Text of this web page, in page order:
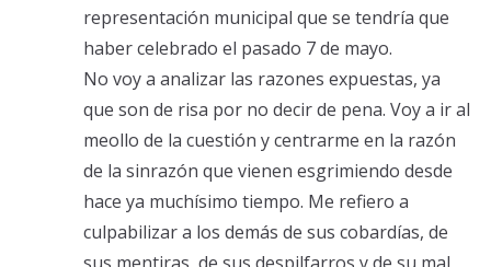
representación municipal que se tendría que
haber celebrado el pasado 7 de mayo.
No voy a analizar las razones expuestas, ya
que son de risa por no decir de pena. Voy a ir al
meollo de la cuestión y centrarme en la razón
de la sinrazón que vienen esgrimiendo desde
hace ya muchísimo tiempo. Me refiero a
culpabilizar a los demás de sus cobardías, de